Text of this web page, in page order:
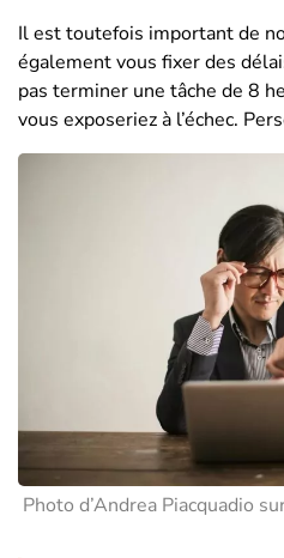
Il est toutefois important de
également vous fixer des
pas terminer une tâche de 8
vous exposeriez à l’échec.
Photo d’Andrea Piacquadio